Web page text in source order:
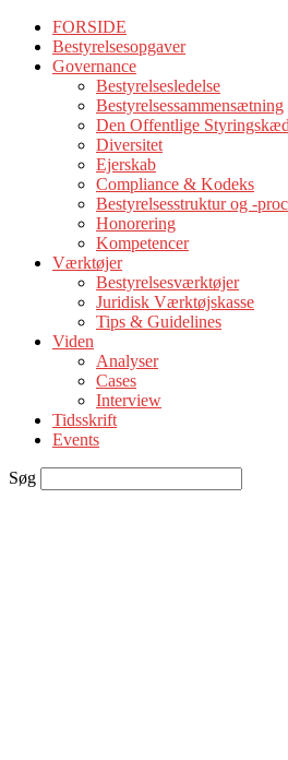
FORSIDE
Bestyrelsesopgaver
Governance
Bestyrelsesledelse
Bestyrelsessammensætning
Den Offentlige
Diversitet
Ejerskab
Compliance & Kodeks
Bestyrelsesstruktur og -
Honorering
Kompetencer
Værktøjer
Bestyrelsesværktøjer
Juridisk Værktøjskasse
Tips & Guidelines
Viden
Analyser
Cases
Interview
Tidsskrift
Events
Søg